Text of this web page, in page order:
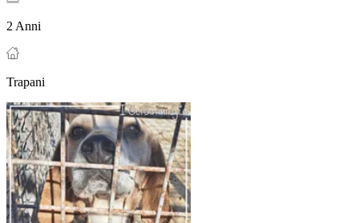
2 Anni
Trapani